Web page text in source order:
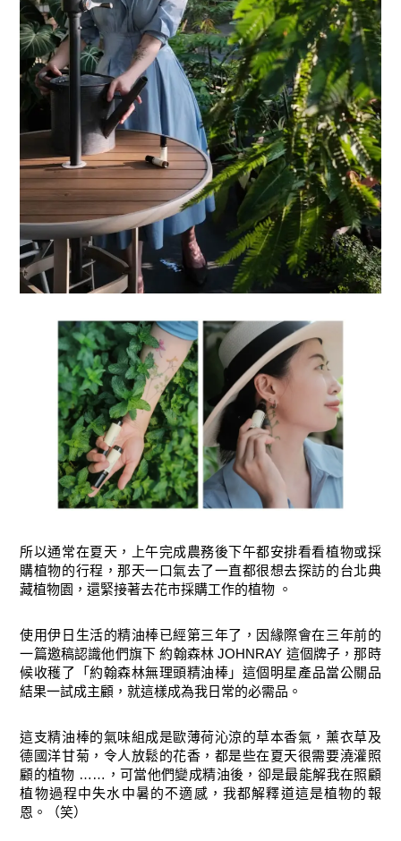
所以通常在夏天，上午完成農務後下午都安排看看植物或採
購植物的行程，那天一口氣去了一直都很想去探訪的台北典
藏植物園，還緊接著去花市採購工作的植物 。
使用伊日生活的精油棒已經第三年了，因緣際會在三年前的
一篇邀稿認識他們旗下 約翰森林 JOHNRAY 這個牌子，那時
候收穫了
「約翰森林無理頭精油棒 」這個明星產品當公關品
結果一試成主顧，就這樣成為我日常的必需品。
這支精油棒的氣味組成是歐薄荷沁涼的草本香氣，薰衣草及
德國洋甘菊，令人放鬆的花香，都是些在夏天很需要澆灌照
顧的植物 ……，可當他們變成精油後，卻是最能解我在照顧
植物過程中失水中暑的不適感，我都解釋道這是植物的報
恩。（笑）